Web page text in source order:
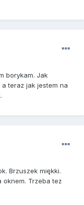
borykam. Jak
teraz jak jestem na
Brzuszek miękki.
oknem. Trzeba tez